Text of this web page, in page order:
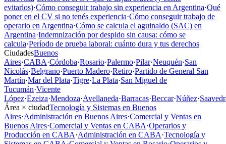
evitarlos)·Cómo conseguir trabajo sin experiencia en Argentina·Qué
poner en el CV si no tenés experiencia·Cómo conseguir trabajo de
operario en Argentina·Cómo se calcula el aguinaldo (SAC) en
Argentina·Indemnización por despido sin causa: cómo se
calcula·Período de prueba laboral: cuánto dura y tus derechos
CiudadesBuenos
Aires·CABA·Córdoba·Rosario·Palermo·Pilar·Neuquén·San
Nicolás·Belgrano·Puerto Madero·Retiro·Partido de General San
Martín·Mar del Plata·Tigre·La Plata·San Miguel de
Tucumán·Vicente
López·Ezeiza·Mendoza·Avellaneda·Barracas·Beccar·Núñez·
Área × ciudadTecnología y Sistemas en Buenos
Aires·Administración en Buenos Aires·Comercial y Ventas en
Buenos Aires·Comercial y Ventas en CABA·Operarios y
Producción en CABA·Administración en CABA·Tecnología y